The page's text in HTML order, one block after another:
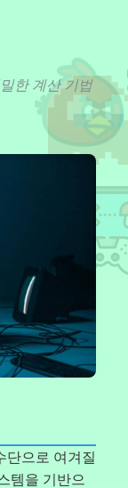
한 계산 기법
단으로 여겨질
템을 기반으